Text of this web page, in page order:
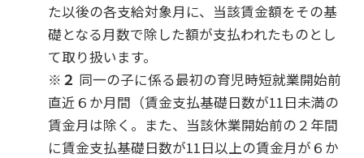
た以後の各支給対象月に、当該賃金額をその基
礎となる月数で除した額が支払われたものとし
て取り扱います。
※２ 同一の子に係る最初の育児時短就業開始前
直近６か月間（賃金支払基礎日数が11日未満の
賃金月は除く。また、当該休業開始前の２年間
に賃金支払基礎日数が11日以上の賃金月が６か